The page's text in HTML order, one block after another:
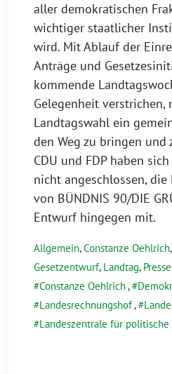
aller demokratischen
wichtiger staatlicher
wird. Mit Ablauf der
Anträge und
kommende
Gelegenheit verstrichen,
Landtagswahl ein
den Weg zu bringen und
CDU und FDP haben
nicht angeschlossen,
von BÜNDNIS 90/DIE
Entwurf hingegen mit.
Allgemein,Constanze Oehlrich,
Gesetzentwurf, Landtag,
Constanze Oehlrich,
Landesrechnungshof,
Landeszentrale für politische